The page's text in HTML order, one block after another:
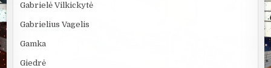
Gabrielė Vilkickytė
Gabrielius Vagelis
Gamka
Giedrė